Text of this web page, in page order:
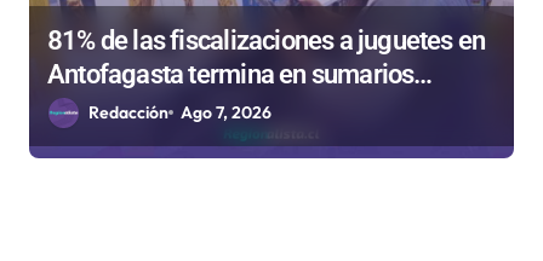
81% de las fiscalizaciones a juguetes en
Antofagasta termina en sumarios
sanitarios
Redacción Ago 7, 2026